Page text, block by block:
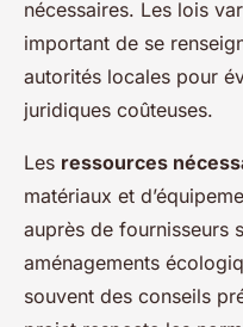
nécessaires. Les lois
important de se
autorités locales pour
juridiques coûteuses.
Les ressources
matériaux et
auprès de fournisseurs
aménagements
souvent des conseils